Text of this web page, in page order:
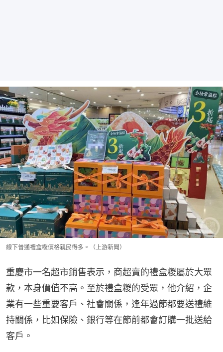
線下普通禮盒糉價格親民得多。（上游新聞）
重慶市一名超市銷售表示，商超賣的禮盒糉屬於大眾
款，本身價值不高。至於禮盒糉的受眾，他介紹，企
業有一些重要客戶、社會關係，逢年過節都要送禮維
持關係，比如保險、銀行等在節前都會訂購一批送給
客戶。